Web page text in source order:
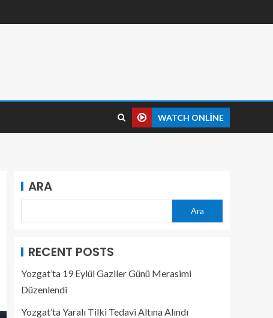
WATCH ONLINE
ARA
Ara
RECENT POSTS
Yozgat’ta 19 Eylül Gaziler Günü Merasimi
Düzenlendi
Yozgat’ta Yaralı Tilki Tedavi Altına Alındı